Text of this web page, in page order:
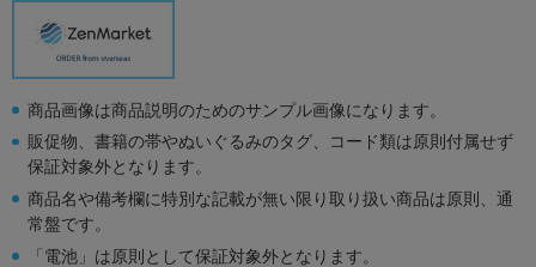
商品画像は商品説明のためのサンプル画像になります。
販促物、書籍の帯やぬいぐるみのタグ、コード類は原則付属せず
保証対象外となります。
商品名や備考欄に特別な記載が無い限り取り扱い商品は原則、通
常盤です。
「電池」は原則として保証対象外となります。